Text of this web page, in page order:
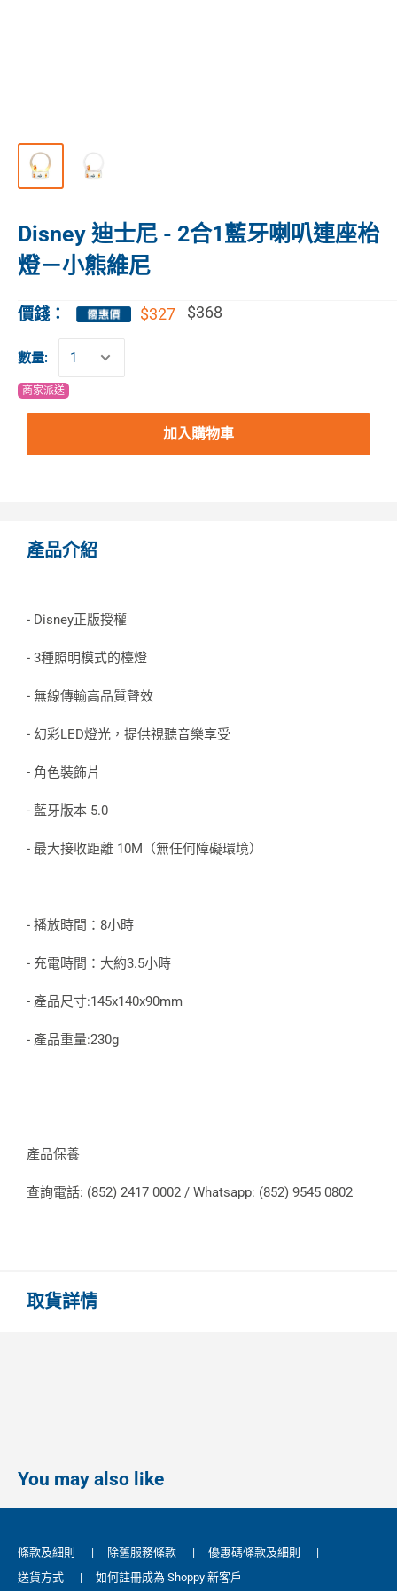
Disney 迪士尼 - 2合1藍牙喇叭連座枱
燈－小熊維尼
價錢： $327 $368
數量:
商家派送
加入購物車
產品介紹
- Disney正版授權
- 3種照明模式的檯燈
- 無線傳輸高品質聲效
- 幻彩LED燈光，提供視聽音樂享受
- 角色裝飾片
- 藍牙版本 5.0
- 最大接收距離 10M（無任何障礙環境）
- 播放時間：8小時
- 充電時間：大約3.5小時
- 產品尺寸:145x140x90mm
- 產品重量:230g
產品保養
查詢電話: (852) 2417 0002 / Whatsapp: (852) 9545 0802
取貨詳情
You may also like
條款及細則 | 除舊服務條款 | 優惠碼條款及細則
|
送貨方式
| 如何註冊成為 Shoppy 新客戶